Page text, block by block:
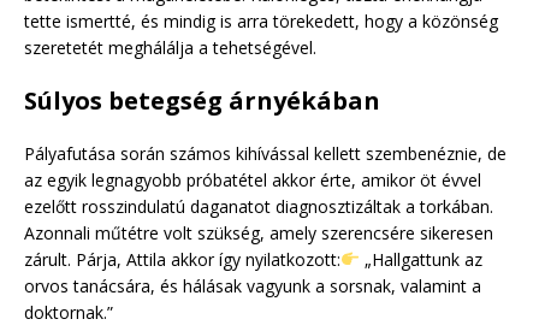
tette ismertté, és mindig is arra törekedett, hogy a közönség
szeretetét meghálálja a tehetségével.
Súlyos betegség árnyékában
Pályafutása során számos kihívással kellett szembenéznie, de
az egyik legnagyobb próbatétel akkor érte, amikor öt évvel
ezelőtt rosszindulatú daganatot diagnosztizáltak a torkában.
Azonnali műtétre volt szükség, amely szerencsére sikeresen
zárult. Párja, Attila akkor így nyilatkozott:
„Hallgattunk az
orvos tanácsára, és hálásak vagyunk a sorsnak, valamint a
doktornak.”